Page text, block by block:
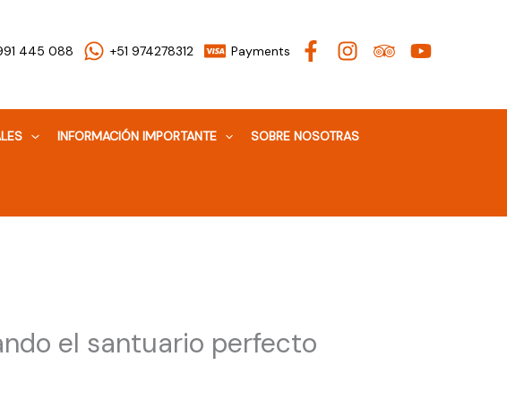
445 088 +51 974278312 Payments
INFORMACIÓN IMPORTANTE SOBRE NOSOTRAS
el santuario perfecto